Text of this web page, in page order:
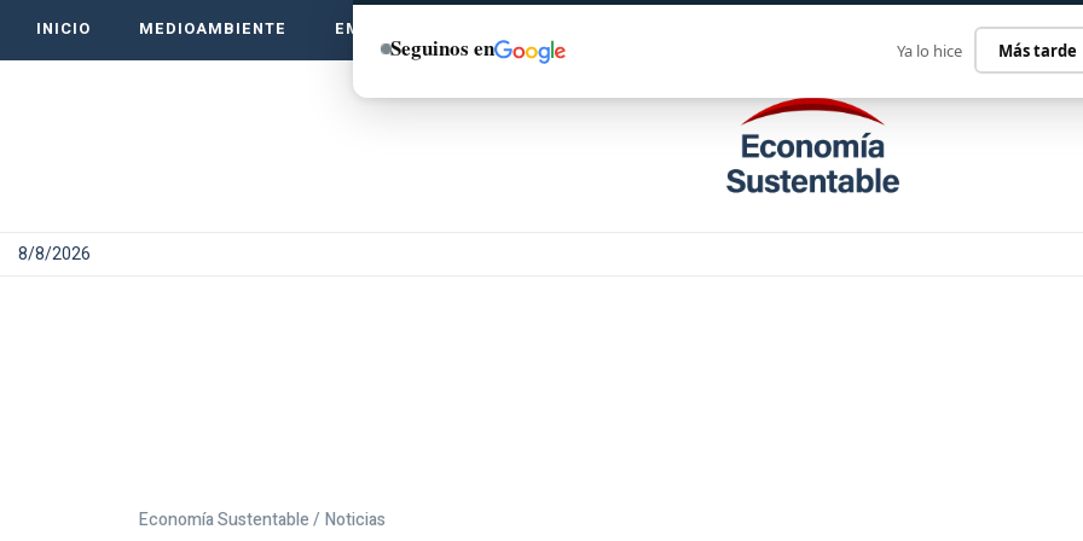
INICIO MEDIOAMBIENTE EMPRENDE VERDE
8/8/2026
Economía Sustentable / Noticias
Seguinos en Ya lo hice Más tarde